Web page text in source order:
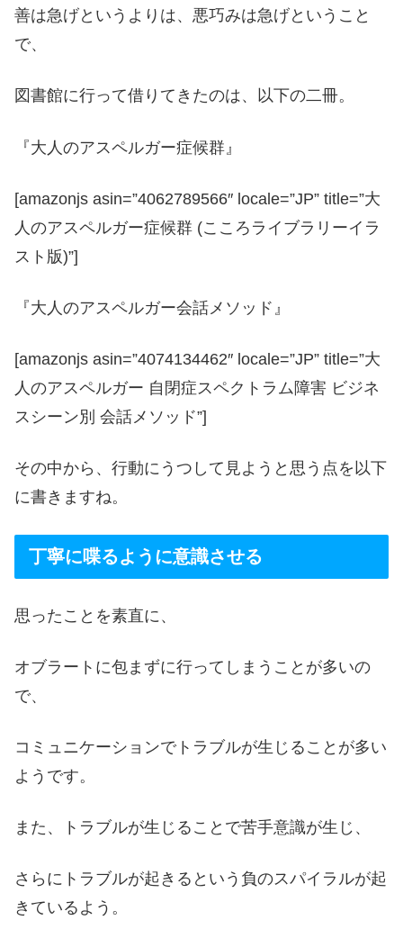
善は急げというよりは、悪巧みは急げということ
で、
図書館に行って借りてきたのは、以下の二冊。
『大人のアスペルガー症候群』
[amazonjs asin=”4062789566″ locale=”JP” title=”大
人のアスペルガー症候群 (こころライブラリーイラ
スト版)”]
『大人のアスペルガー会話メソッド』
[amazonjs asin=”4074134462″ locale=”JP” title=”大
人のアスペルガー 自閉症スペクトラム障害 ビジネ
スシーン別 会話メソッド”]
その中から、行動にうつして見ようと思う点を以下
に書きますね。
丁寧に喋るように意識させる
思ったことを素直に、
オブラートに包まずに行ってしまうことが多いの
で、
コミュニケーションでトラブルが生じることが多い
ようです。
また、トラブルが生じることで苦手意識が生じ、
さらにトラブルが起きるという負のスパイラルが起
きているよう。